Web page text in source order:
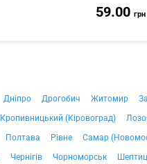
59.00 грн
Дніпро Дрогобич Житомир
Кропивницький (Кіровоград)
Полтава Рівне Самар
Чернігів Чорноморськ